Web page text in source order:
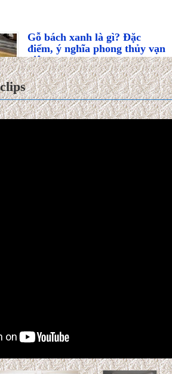
điểm, ý nghĩa phong thủy vạn
niên
Trong thế giới mộc hương cao
đã được ví như "quân vương" của
Loại nào tốt hơn? Độ bền &
Báo giá
Gỗ Teak (gỗ Giá Tỵ) và gỗ sồi là